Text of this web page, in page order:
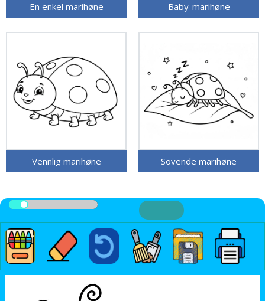
En enkel marihøne Baby-marihøne
Vennlig marihøne Sovende marihøne